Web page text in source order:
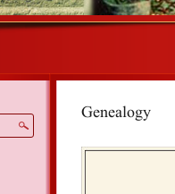
Genealogy